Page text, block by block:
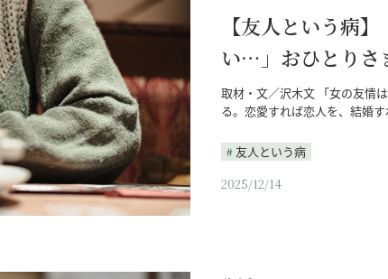
【友人という病
い…」おひとり
取材・文／沢木文 「女の友情
る。恋愛すれば恋人を、結婚
友人という病
2025/12/14